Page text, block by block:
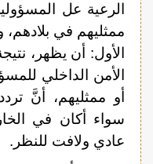
الرعية عل
ممثليهم في
الأول: أن يظهر،
الأمن الداخلي
أو ممثليهم، أنَّ
سواء أكان في
عادي ولافت للنظر.